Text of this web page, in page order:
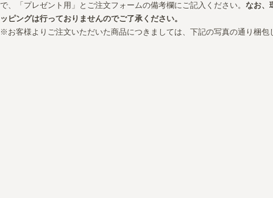
で、「プレゼント用」とご注文フォームの備考欄にご記入ください。 なお、
ッピングは行っておりませんのでご了承ください。
※お客様よりご注文いただいた商品につきましては、下記の写真の通り梱包